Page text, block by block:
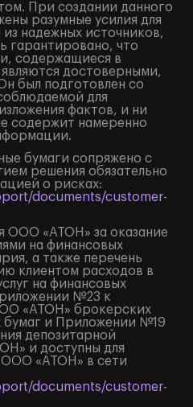
При создании данного
разумные усилия для
надежных источников,
гарантировано, что
содержащиеся в
достоверными,
был подготовлен со
для
фактов, и ни
содержит намеренно
бумаги сопряжено с
решения обязательно
о рисках:
documents/customer-
ООО «АТОН» за оказание
на финансовых
а также перечень
клиентом расходов в
на финансовых
№23 к
«АТОН» брокерских
бумаг и Приложении №19
депозитарной
и доступны для
ООО «АТОН» в сети
documents/customer-